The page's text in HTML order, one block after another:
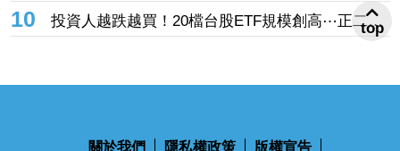
城河」逼退轉單：客戶不敢得罪
10
投資人越跌越買！20檔台股ETF規模創高⋯正二、
市值、主動式齊吸金 「這檔正2」今年績效飆
關於我們 隱私權政策 版權宣告
top